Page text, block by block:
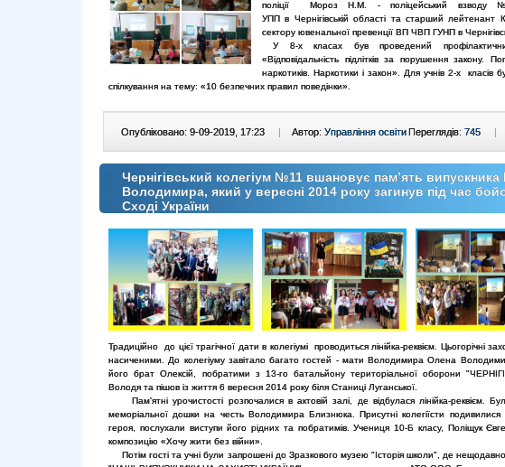
поліції Мороз Н.М. - поліцейський
УПП в Чернігівській області та старший лейтенант
сектору ювенальної превенції ВП ЧВП ГУНП в
У 8-х класах був проведений
«Відповідальність підлітків за порушення закону.
наркотиків. Наркотики і закон». Для учнів 2-х класів
спілкування на тему: «10 безпечних правил поведінки».
Опубліковано: 9-09-2019, 17:23 | Автор: Управління освітиПереглядів: 745 |
Чернігівський колегіум №11 вшановує пам’ять
Володимира, який у вересні 2014 року загинув під час
Сході України
Традиційно до цієї трагічної дати в колегіумі проводиться лінійка-реквієм. Цьогорічні
насиченими. До колегіуму завітало багато гостей - мати Володимира Олена
його брат Олексій, побратими з 13-го батальйону територіальної оборони
Володя та пішов із життя 6 вересня 2014 року біля Станиці Луганської.
Пам'ятні урочистості розпочалися в актовій залі, де відбулася лінійка-реквієм.
меморіальної дошки на честь Володимира Близнюка. Присутні колегіїсти подивилися
героя, послухали виступи його рідних та побратимів. Учениця 10-Б класу, Поліщук
композицію «Хочу жити без війни».
Потім гості та учні були запрошені до Зразкового музею "Історія школи", де нещодавно